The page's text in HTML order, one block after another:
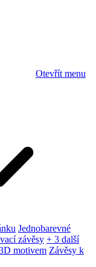
Otevřít menu
Jednobarevné
závěsy + 3 další
motivem Závěsy k